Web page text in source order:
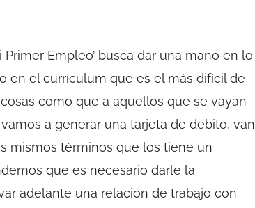
Empleo’ busca dar una mano en lo
en el currículum que es el más difícil de
como que a aquellos que se vayan
a generar una tarjeta de débito, van
mismos términos que los tiene un
que es necesario darle la
adelante una relación de trabajo con